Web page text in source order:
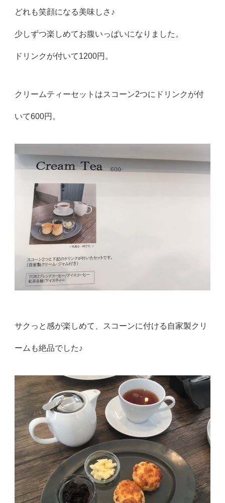
どれも笑顔になる美味しさ♪
少しずつ楽しめてお腹いっぱいになりました。
ドリンクが付いて1200円。
クリームティーセットはスコーン2つにドリンクが付
いて600円。
サクっと感が楽しめて、スコーンに付ける自家製クリ
ームも絶品でした♪